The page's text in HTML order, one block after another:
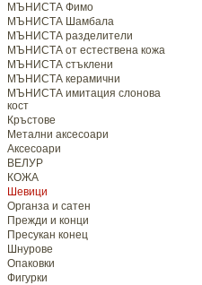
МЪНИСТА Фимо
МЪНИСТА Шамбала
МЪНИСТА разделители
МЪНИСТА от естествена кожа
МЪНИСТА стъклени
МЪНИСТА керамични
МЪНИСТА имитация слонова
кост
Кръстове
Метални аксесоари
Аксесоари
ВЕЛУР
КОЖА
Шевици
Органза и сатен
Прежди и конци
Пресукан конец
Шнурове
Опаковки
Фигурки